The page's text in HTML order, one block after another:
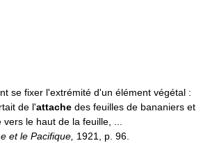
se fixer l'extrémité d'un élément végétal :
de l'attache des feuilles de bananiers et
vers le haut de la feuille, ...
et le Pacifique, 1921, p. 96.